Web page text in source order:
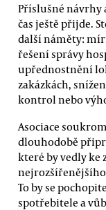
Příslušné návrhy
čas ještě přijde.
další náměty:
řešení správy
upřednostnění
zakázkách,
kontrol nebo
Asociace
dlouhodobě
které by vedly
To by se
spotřebitele a